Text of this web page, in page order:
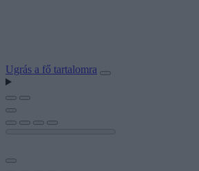
Ugrás a fő tartalomra